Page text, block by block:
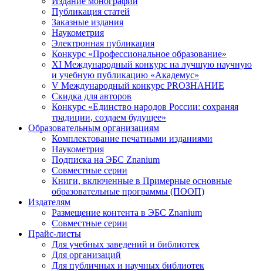
Публикация статей
Заказные издания
Наукометрия
Электронная публикация
Конкурс «Профессиональное образование»
XI Международный конкурс на лучшую научную
и учебную публикацию «Академус»
V Международный конкурс PROЗНАНИЕ
Скидка для авторов
Конкурс «Единство народов России: сохраняя
традиции, создаем будущее»
Образовательным организациям
Комплектование печатными изданиями
Наукометрия
Подписка на ЭБС Znanium
Совместные серии
Книги, включенные в Примерные основные
образовательные программы (ПООП)
Издателям
Размещение контента в ЭБС Znanium
Совместные серии
Прайс-листы
Для учебных заведений и библиотек
Для организаций
Для публичных и научных библиотек